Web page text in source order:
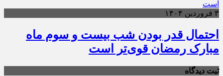
۳ فروردین ۱۴۰۴
احتمال قدر بودن شب بیست و سوم ماه
مبارک رمضان قوی‌تر است
ثبت دیدگاه